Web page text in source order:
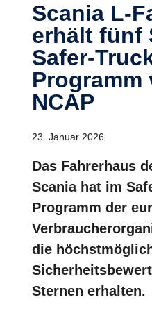
Scania L-Fahrerhaus
erhält fünf
Safer-
Programm
NCAP
23. Januar 2026
Das Fahrerhaus
Scania hat im
Programm der
die
Sternen erhalten.